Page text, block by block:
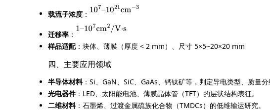
载流子浓度：
迁移率：
样品适配：块体、薄膜（厚度 < 2 mm）、尺寸 5×5~20×20 mm
四、主要应用领域
半导体材料：Si、GaN、SiC、GaAs、钙钛矿等，判定导电类型、质量
光电器件：LED、太阳能电池、薄膜晶体管（TFT）的层状结构表征。
二维材料：石墨烯、过渡金属硫族化合物（TMDCs）的低维输运研究。